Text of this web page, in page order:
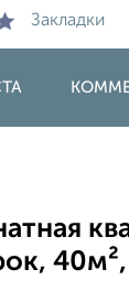
Закладки